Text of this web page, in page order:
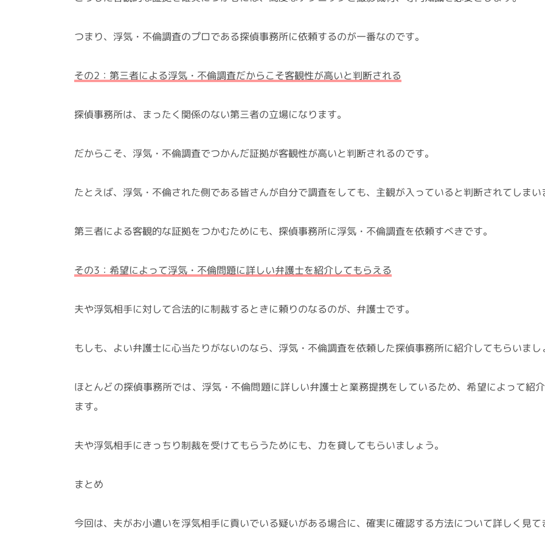
つまり、浮気・不倫調査のプロである探偵事務所に依頼するのが一番なのです。
その2：第三者による浮気・不倫調査だからこそ客観性が高いと判断される
探偵事務所は、まったく関係のない第三者の立場になります。
だからこそ、浮気・不倫調査でつかんだ証拠が客観性が高いと判断されるのです。
たとえば、浮気・不倫された側である皆さんが自分で調査をしても、主観が入っていると判断されてしまい
第三者による客観的な証拠をつかむためにも、探偵事務所に浮気・不倫調査を依頼すべきです。
その3：希望によって浮気・不倫問題に詳しい弁護士を紹介してもらえる
夫や浮気相手に対して合法的に制裁するときに頼りのなるのが、弁護士です。
もしも、よい弁護士に心当たりがないのなら、浮気・不倫調査を依頼した探偵事務所に紹介してもらいまし
ほとんどの探偵事務所では、浮気・不倫問題に詳しい弁護士と業務提携をしているため、希望によって紹
ます。
夫や浮気相手にきっちり制裁を受けてもらうためにも、力を貸してもらいましょう。
まとめ
今回は、夫がお小遣いを浮気相手に貢いでいる疑いがある場合に、確実に確認する方法について詳しく見て